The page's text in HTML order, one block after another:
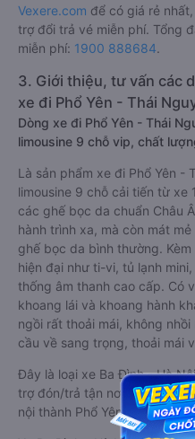
Vexere.com để có giá rẻ
trợ đổi trả vé miễn phí. Tổng
miễn phí: 1900 888684.
3. Giới thiệu, tư vấn các
xe đi Phổ Yên - Thái
Dòng xe đi Phổ Yên - Thái
limousine 9 chỗ vip, chất
Là sản phẩm xe đi Phổ Yên -
limousine 9 chỗ cải tiến từ xe
các ghế bọc da chuẩn Châu
hành trình xa, mà còn mát
ghế bọc da bình thường.
hiện đại như ti-vi, tủ lạnh
thống âm thanh cao cấp. Có
khoang lái và khoang hành
ngồi rất thoải mái, không
cầu về sang trọng, thoải mái
Đây là loại xe Ba Đình - Hà
trợ đón/trả tận nơi miễn phí
nội thành Phổ Yên - Thái